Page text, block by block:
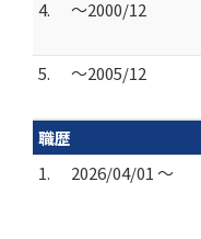
4.
～2000/12
5.
～2005/12
職歴
1.
2026/04/01 ～